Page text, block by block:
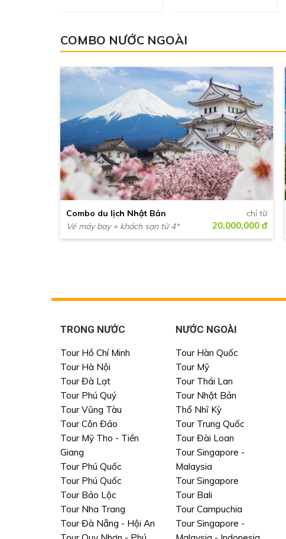
COMBO NƯỚC NGOÀI
Combo du lịch Nhật Bản
Vé máy bay + khách sạn từ 4*
chỉ từ
20,000,000 đ
TRONG NƯỚC
Tour Hồ Chí Minh
Tour Hà Nội
Tour Đà Lạt
Tour Phú Quý
Tour Vũng Tàu
Tour Côn Đảo
Tour Mỹ Tho - Tiền
Giang
Tour Phú Quốc
Tour Phú Quốc
Tour Bảo Lộc
Tour Nha Trang
Tour Đà Nẵng - Hội An
NƯỚC NGOÀI
Tour Hàn Quốc
Tour Mỹ
Tour Thái Lan
Tour Nhật Bản
Thổ Nhĩ Kỳ
Tour Trung Quốc
Tour Đài Loan
Tour Singapore -
Malaysia
Tour Singapore
Tour Bali
Tour Campuchia
Tour Singapore -